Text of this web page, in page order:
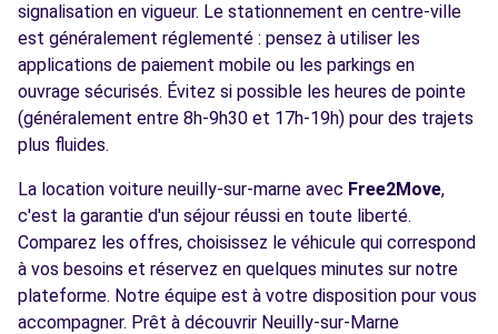
signalisation en vigueur. Le stationnement en centre-ville
est généralement réglementé : pensez à utiliser les
applications de paiement mobile ou les parkings en
ouvrage sécurisés. Évitez si possible les heures de pointe
(généralement entre 8h-9h30 et 17h-19h) pour des trajets
plus fluides.
La location voiture neuilly-sur-marne avec Free2Move,
c'est la garantie d'un séjour réussi en toute liberté.
Comparez les offres, choisissez le véhicule qui correspond
à vos besoins et réservez en quelques minutes sur notre
plateforme. Notre équipe est à votre disposition pour vous
accompagner. Prêt à découvrir Neuilly-sur-Marne